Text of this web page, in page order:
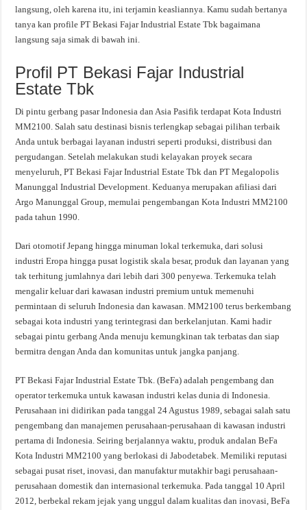
langsung, oleh karena itu, ini terjamin keasliannya. Kamu sudah bertanya
tanya kan profile PT Bekasi Fajar Industrial Estate Tbk bagaimana
langsung saja simak di bawah ini.
Profil PT Bekasi Fajar Industrial
Estate Tbk
Di pintu gerbang pasar Indonesia dan Asia Pasifik terdapat Kota Industri
MM2100. Salah satu destinasi bisnis terlengkap sebagai pilihan terbaik
Anda untuk berbagai layanan industri seperti produksi, distribusi dan
pergudangan. Setelah melakukan studi kelayakan proyek secara
menyeluruh, PT Bekasi Fajar Industrial Estate Tbk dan PT Megalopolis
Manunggal Industrial Development. Keduanya merupakan afiliasi dari
Argo Manunggal Group, memulai pengembangan Kota Industri MM2100
pada tahun 1990.
Dari otomotif Jepang hingga minuman lokal terkemuka, dari solusi
industri Eropa hingga pusat logistik skala besar, produk dan layanan yang
tak terhitung jumlahnya dari lebih dari 300 penyewa. Terkemuka telah
mengalir keluar dari kawasan industri premium untuk memenuhi
permintaan di seluruh Indonesia dan kawasan. MM2100 terus berkembang
sebagai kota industri yang terintegrasi dan berkelanjutan. Kami hadir
sebagai pintu gerbang Anda menuju kemungkinan tak terbatas dan siap
bermitra dengan Anda dan komunitas untuk jangka panjang.
PT Bekasi Fajar Industrial Estate Tbk. (BeFa) adalah pengembang dan
operator terkemuka untuk kawasan industri kelas dunia di Indonesia.
Perusahaan ini didirikan pada tanggal 24 Agustus 1989, sebagai salah satu
pengembang dan manajemen perusahaan-perusahaan di kawasan industri
pertama di Indonesia. Seiring berjalannya waktu, produk andalan BeFa
Kota Industri MM2100 yang berlokasi di Jabodetabek. Memiliki reputasi
sebagai pusat riset, inovasi, dan manufaktur mutakhir bagi perusahaan-
perusahaan domestik dan internasional terkemuka. Pada tanggal 10 April
2012, berbekal rekam jejak yang unggul dalam kualitas dan inovasi, BeFa